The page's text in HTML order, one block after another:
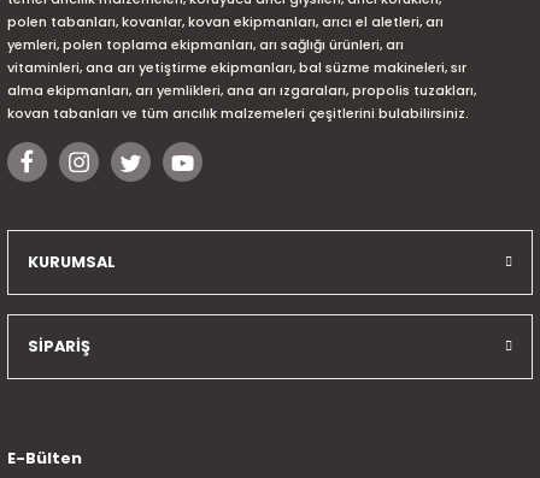
polen tabanları, kovanlar, kovan ekipmanları, arıcı el aletleri, arı
yemleri, polen toplama ekipmanları, arı sağlığı ürünleri, arı
vitaminleri, ana arı yetiştirme ekipmanları, bal süzme makineleri, sır
alma ekipmanları, arı yemlikleri, ana arı ızgaraları, propolis tuzakları,
kovan tabanları ve tüm arıcılık malzemeleri çeşitlerini bulabilirsiniz.
KURUMSAL
SİPARİŞ
E-Bülten